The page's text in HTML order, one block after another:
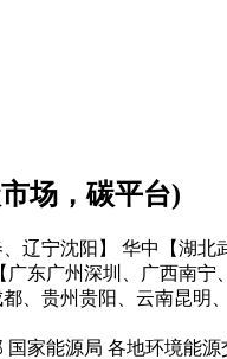
场，碳平台)
辽宁沈阳】
华中【湖北
广东广州深圳、广西南宁
、贵州贵阳、云南昆明
家能源局 各地环境能源